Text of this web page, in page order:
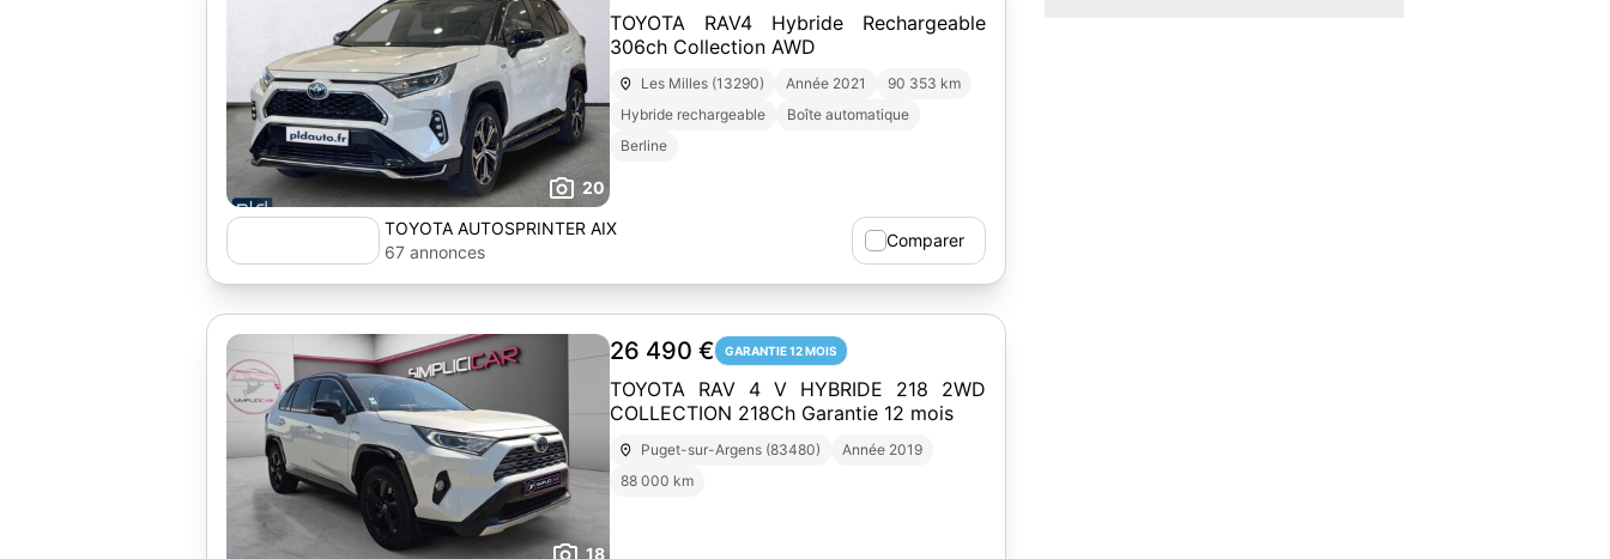
20
TOYOTA RAV4 Hybride Rechargeable
306ch Collection AWD
Les Milles (13290) Année 2021
90 353 km
Hybride rechargeable
Boîte automatique
Berline
TOYOTA AUTOSPRINTER AIX
67 annonces
Comparer
18
26 490 € GARANTIE 12 MOIS
TOYOTA RAV 4 V HYBRIDE 218 2WD
COLLECTION 218Ch Garantie 12 mois
Puget-sur-Argens (83480)
Année 2019
88 000 km